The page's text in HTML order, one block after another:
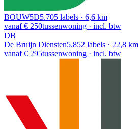
BOUW5D5.705 labels · 6,6 km
vanaf € 250tussenwoning · incl. btw
DB
De Bruijn Diensten5.852 labels · 22,8 km
vanaf € 295tussenwoning · incl. btw